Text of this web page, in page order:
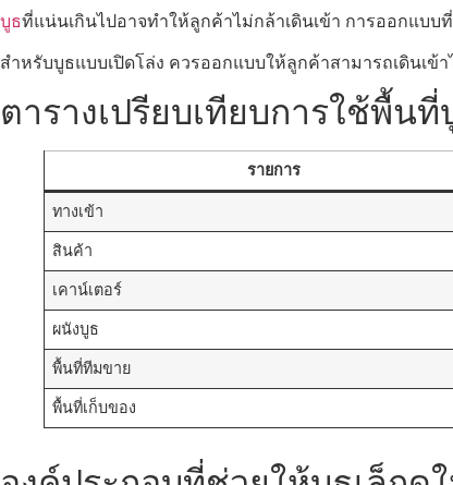
บูธที่แน่นเกินไปอาจทำให้ลูกค้าไม่กล้าเดินเข้า การออกแบบ
สำหรับบูธแบบเปิดโล่ง ควรออกแบบให้ลูกค้าสามารถเดินเ
ตารางเปรียบเทียบการใช้พื้น
รายการ
ทางเข้า
สินค้า
เคาน์เตอร์
ผนังบูธ
พื้นที่ทีมขาย
พื้นที่เก็บของ